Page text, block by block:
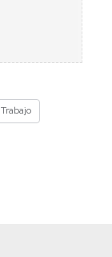
Trabajo